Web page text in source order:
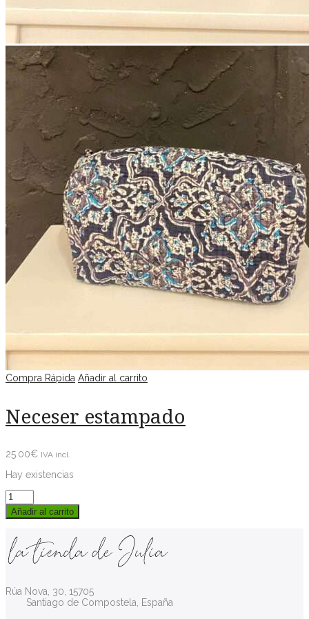
Compra Rápida Añadir al carrito
Neceser estampado
25.00€ IVA incl.
Hay existencias
Añadir al carrito
Rúa Nova, 30, 15705
Santiago de Compostela, España